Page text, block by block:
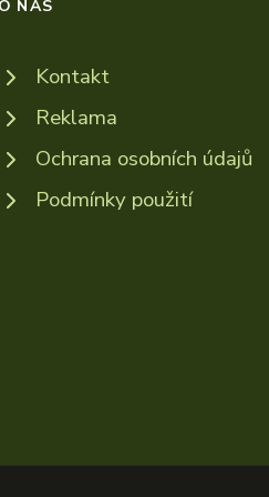
O NÁS
Kontakt
Reklama
Ochrana osobních údajů
Podmínky použití